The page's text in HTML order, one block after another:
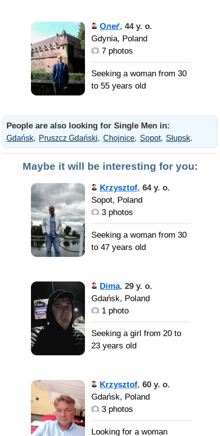
Олеґ, 44 y. o.
Gdynia, Poland
7 photos
Seeking a woman from 30
to 55 years old
People are also looking for Single Men in:
Gdańsk Pruszcz Gdański Chojnice Sopot Słupsk.
Maybe it will be interesting for you:
Krzysztof, 64 y. o.
Sopot, Poland
3 photos
Seeking a woman from 30
to 47 years old
Ищу женщину из России.
Только в России живут
такие замечательные
замечательный... и очень
умный. Будь честным,
прекрасную жизнь. Вы
будете путешествовать,
веселиться, жить
вы не будете думать ни о
Dima, 29 y. o.
Gdańsk, Poland
1 photo
Seeking a girl from 20 to
23 years old
Позитивный Можу
говорить на любые темы
) целеустремленность;
уверенность в себе; сила
Krzysztof, 60 y. o.
Gdańsk, Poland
3 photos